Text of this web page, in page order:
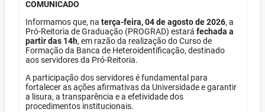
COMUNICADO
Informamos que, na terça-feira, 04 de agosto de 2026, a
Pró-Reitoria de Graduação (PROGRAD) estará fechada a
partir das 14h, em razão da realização do Curso de
Formação da Banca de Heteroidentificação, destinado
aos servidores da Pró-Reitoria.
A participação dos servidores é fundamental para
fortalecer as ações afirmativas da Universidade e garantir
a lisura, a transparência e a efetividade dos
procedimentos institucionais.